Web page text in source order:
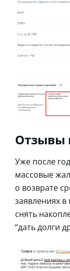
Отзывы
Уже после
массовые
о возврате
заявлениях
снять
“дать долги